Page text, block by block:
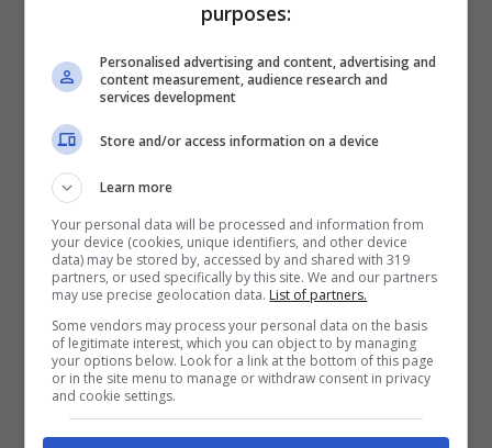
Stiamo parlando di un titolo che fa delle scelte
la sua forza principale. Il giocatore è chiamato
continuamente a prendere delle decisioni
importanti che vanno ascolpire la trama del
gioco, il destino di alcuni personaggi e
persino il proprio, confezionando così
un’avventura che in qualche modo non è altro
che il risultato diretto delle nostre decisioni.
purposes:
Personalised advertising and content, advertising and
content measurement, audience research and
services development
Store and/or access information on a device
Learn more
Your personal data will be processed and information from
your device (cookies, unique identifiers, and other device
data) may be stored by, accessed by and shared with 319
partners, or used specifically by this site. We and our partners
may use precise geolocation data. List of partners.
Some vendors may process your personal data on the basis
of legitimate interest, which you can object to by managing
your options below. Look for a link at the bottom of this page
or in the site menu to manage or withdraw consent in privacy
and cookie settings.